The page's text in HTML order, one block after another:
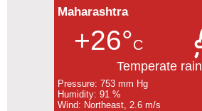
Maharashtra
+26°C
Temperate rain
Pressure: 753 mm Hg
Humidity: 91 %
Wind: Northeast, 2.6 m/s